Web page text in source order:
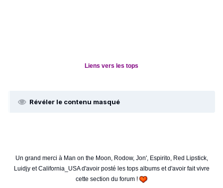
Liens vers les tops
Révéler le contenu masqué
Un grand merci à Man on the Moon, Rodow, Jon', Espirito, Red Lipstick,
Luidjy et California_USA d'avoir posté les tops albums et d'avoir fait vivre
cette section du forum !